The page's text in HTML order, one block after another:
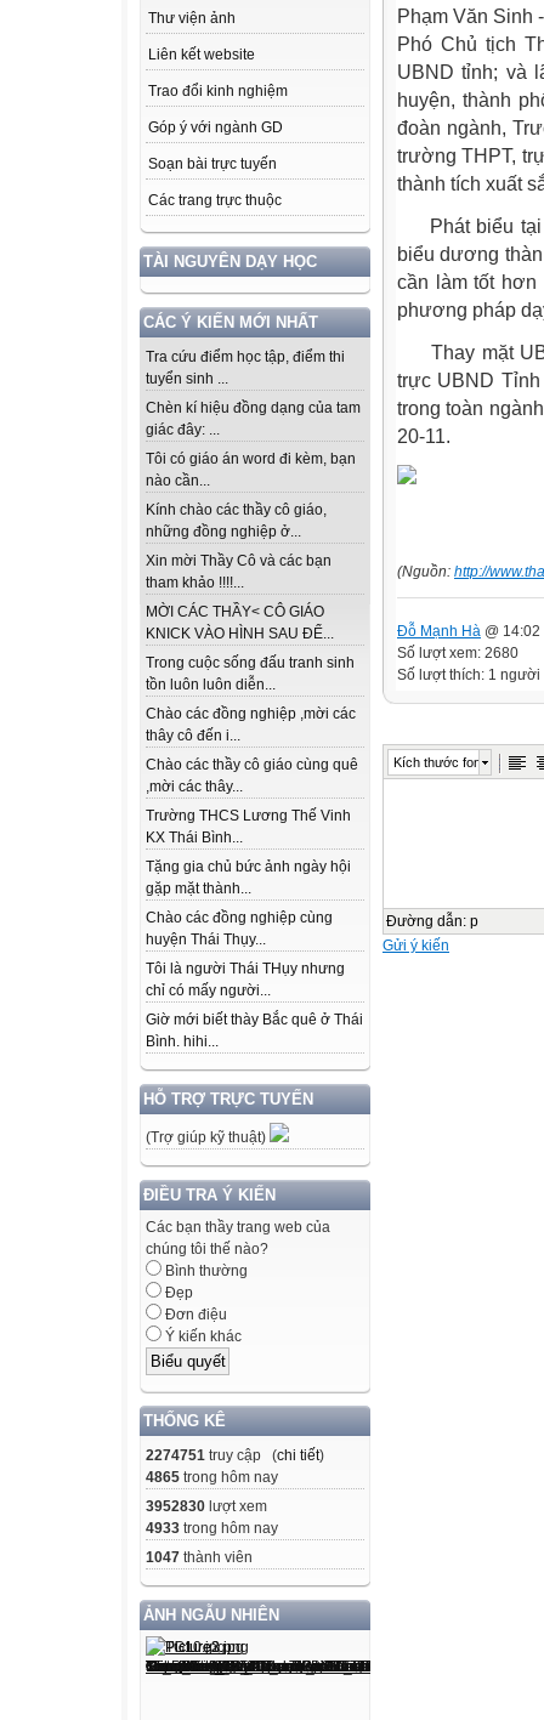
Thư viện ảnh
Liên kết website
Trao đổi kinh nghiệm
Góp ý với ngành GD
Soạn bài trực tuyến
Các trang trực thuộc
TÀI NGUYÊN DẠY HỌC
CÁC Ý KIẾN MỚI NHẤT
Tra cứu điểm học tập, điểm thi
tuyển sinh ...
Chèn kí hiệu đồng dạng của tam
giác đây: ...
Tôi có giáo án word đi kèm, bạn
nào cần...
Kính chào các thầy cô giáo,
những đồng nghiệp ở...
Xin mời Thầy Cô và các bạn
tham khảo !!!!...
MỜI CÁC THẦY< CÔ GIÁO
KNICK VÀO HÌNH SAU ĐỂ...
Trong cuộc sống đấu tranh sinh
tồn luôn luôn diễn...
Chào các đồng nghiệp ,mời các
thây cô đến i...
Chào các thầy cô giáo cùng quê
,mời các thây...
Trường THCS Lương Thế Vinh
KX Thái Bình...
Tặng gia chủ bức ảnh ngày hội
gặp mặt thành...
Chào các đồng nghiệp cùng
huyện Thái Thụy...
Tôi là người Thái THụy nhưng
chỉ có mấy người...
Giờ mới biết thày Bắc quê ở Thái
Bình. hihi...
HỖ TRỢ TRỰC TUYẾN
(Trợ giúp kỹ thuật)
ĐIỀU TRA Ý KIẾN
Các bạn thầy trang web của
chúng tôi thế nào?
Bình thường
Đẹp
Đơn điệu
Ý kiến khác
THỐNG KÊ
2274751 truy cập (chi tiết)
4865 trong hôm nay
3952830 lượt xem
4933 trong hôm nay
1047 thành viên
ẢNH NGẪU NHIÊN
Phạm Văn Sinh
Phó Chủ tịch
UBND tỉnh; và
huyện, thành
đoàn ngành,
trường THPT,
thành tích xuất
Phát biểu
biểu dương
cần làm tốt hơn
phương pháp
Thay mặt
trực UBND
trong toàn
20-11.
(Nguồn: http://
Đỗ Mạnh Hà @
Số lượt xem: 2680
Số lượt thích: 1 người
Kích thước font
Đường dẫn: p
Gửi ý kiến